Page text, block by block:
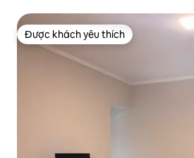
Được khách yêu thích
Được khách yêu thích